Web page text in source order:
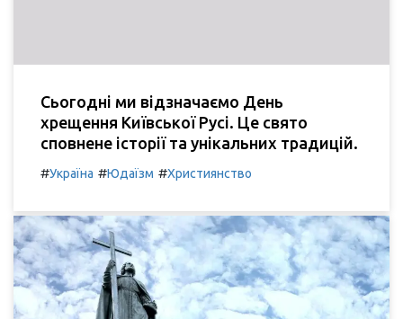
Сьогодні ми відзначаємо День
хрещення Київської Русі. Це свято
сповнене історії та унікальних традицій.
#Україна #Юдаїзм #Християнство